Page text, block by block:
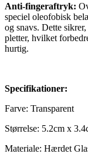
Anti-fingeraftryk:
speciel oleofobisk
og snavs. Dette
pletter, hvilket
hurtig.
Specifikationer:
Farve: Transparent
Størrelse: 5.2cm x
Materiale: Hærdet